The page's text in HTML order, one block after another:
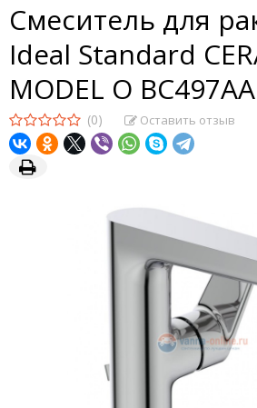
Смеситель для
Ideal Standard
MODEL O BC497AA
(0) Оставить отзыв